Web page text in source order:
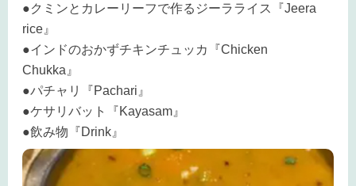
●クミンとカレーリーフで作るジーラライス『Jeera
rice』
●インドのおかずチキンチュッカ『Chicken
Chukka』
●パチャリ『Pachari』
●ケサリバット『Kayasam』
●飲み物『Drink』